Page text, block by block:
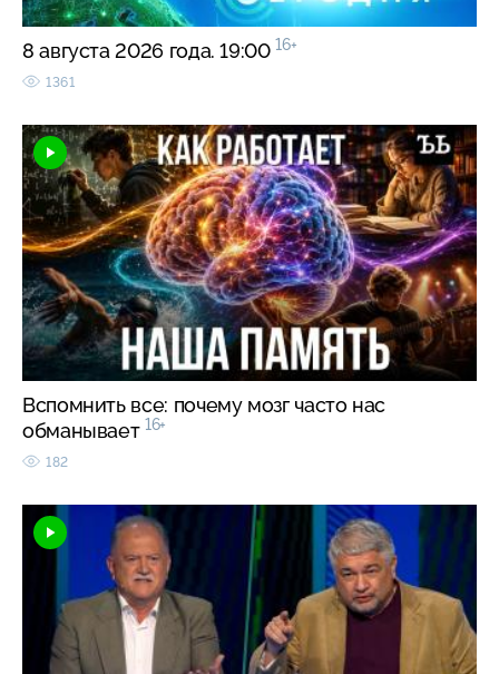
8 августа 2026 года. 19:00 16+
1361
Вспомнить все: почему мозг часто нас
обманывает 16+
182